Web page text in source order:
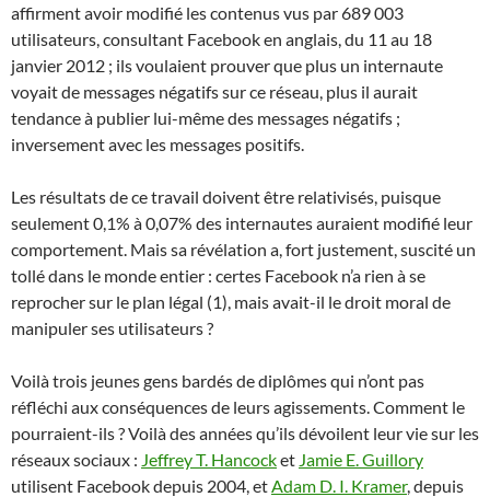
affirment avoir modifié les contenus vus par 689 003
utilisateurs, consultant Facebook en anglais, du 11 au 18
janvier 2012 ; ils voulaient prouver que plus un internaute
voyait de messages négatifs sur ce réseau, plus il aurait
tendance à publier lui-même des messages négatifs ;
inversement avec les messages positifs.
Les résultats de ce travail doivent être relativisés, puisque
seulement 0,1% à 0,07% des internautes auraient modifié leur
comportement. Mais sa révélation a, fort justement, suscité un
tollé dans le monde entier : certes Facebook n’a rien à se
reprocher sur le plan légal (1), mais avait-il le droit moral de
manipuler ses utilisateurs ?
Voilà trois jeunes gens bardés de diplômes qui n’ont pas
réfléchi aux conséquences de leurs agissements. Comment le
pourraient-ils ? Voilà des années qu’ils dévoilent leur vie sur les
réseaux sociaux : Jeffrey T. Hancocket Jamie E. Guillory
utilisent Facebook depuis 2004, etAdam D. I. Kramer, depuis